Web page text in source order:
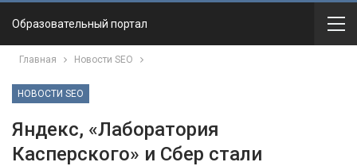
Образовательный портал
Главная Новости SEO
НОВОСТИ SEO
Яндекс, «Лаборатория
Касперского» и Сбер стали